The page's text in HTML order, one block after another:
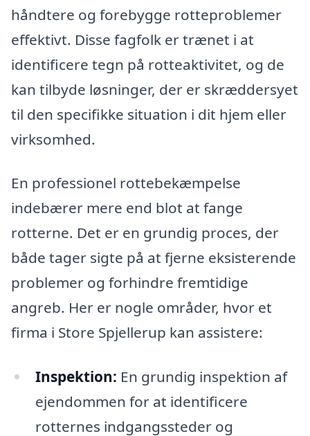
håndtere og forebygge rotteproblemer
effektivt. Disse fagfolk er trænet i at
identificere tegn på rotteaktivitet, og de
kan tilbyde løsninger, der er skræddersyet
til den specifikke situation i dit hjem eller
virksomhed.
En professionel rottebekæmpelse
indebærer mere end blot at fange
rotterne. Det er en grundig proces, der
både tager sigte på at fjerne eksisterende
problemer og forhindre fremtidige
angreb. Her er nogle områder, hvor et
firma i Store Spjellerup kan assistere:
Inspektion: En grundig inspektion af
ejendommen for at identificere
rotternes indgangssteder og